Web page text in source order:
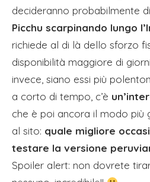
decideranno probabilmente di
Picchu scarpinando lungo
richiede al di là dello sforzo
disponibilità maggiore di
invece, siano essi più
a corto di tempo, c’è
che è poi ancora il modo più
al sito: quale migliore
testare la versione
Spoiler alert: non dovrete